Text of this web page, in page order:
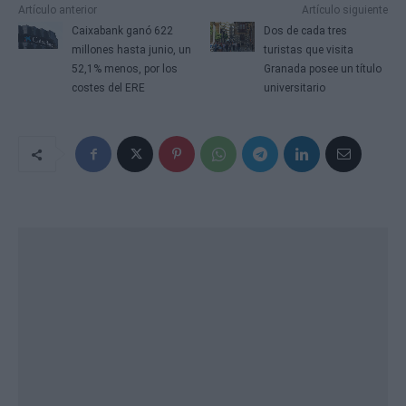
Artículo anterior
Caixabank ganó 622
millones hasta junio, un
52,1% menos, por los
costes del ERE
Artículo siguiente
Dos de cada tres
turistas que visita
Granada posee un título
universitario